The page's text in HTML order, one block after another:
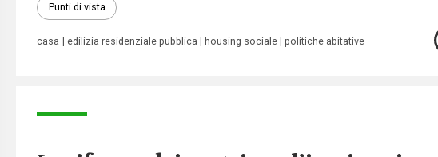
Punti di vista
casa edilizia residenziale pubblica housing sociale politiche abitative